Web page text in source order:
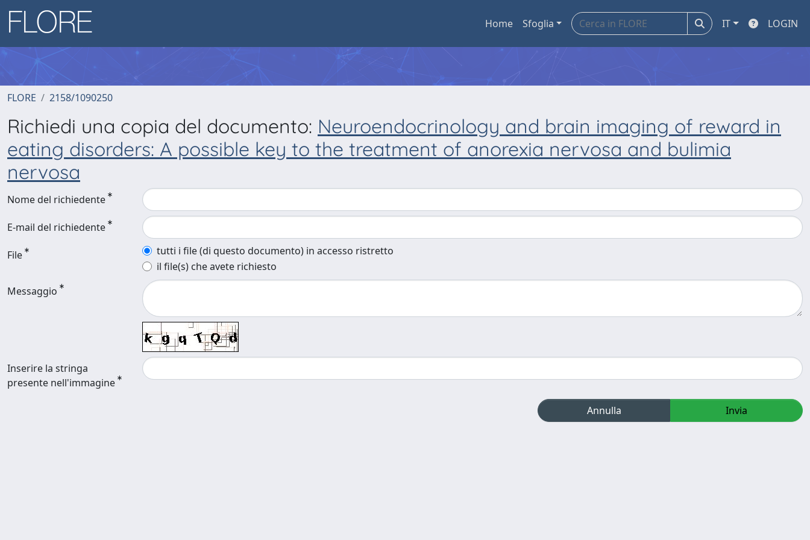
Home Sfoglia IT LOGIN
FLORE 2158/1090250
Richiedi una copia del documento: Neuroendocrinology and brain imaging of reward in
eating disorders: A possible key to the treatment of anorexia nervosa and bulimia
nervosa
Nome del richiedente
E-mail del richiedente
File
tutti i file (di questo documento) in accesso ristretto
il file(s) che avete richiesto
Messaggio
Inserire la stringa
presente nell'immagine
Annulla Invia